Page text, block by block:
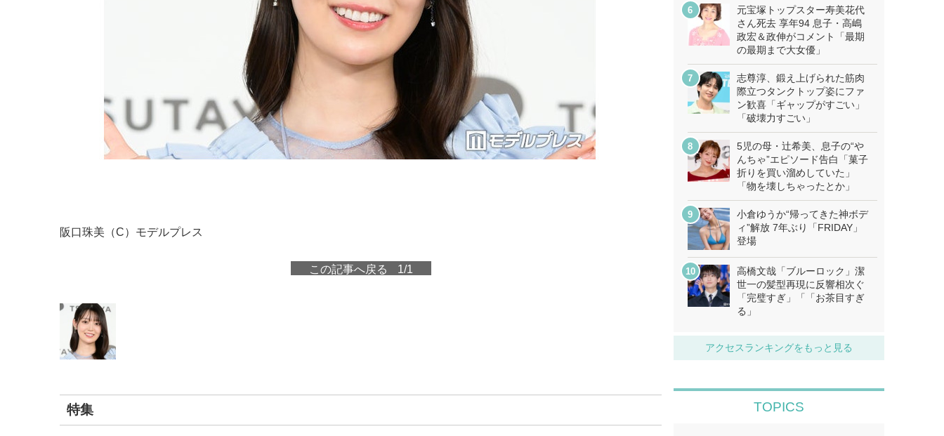
阪口珠美（C）モデルプレス
この記事へ戻る 1/1
特集
元宝塚トップスター寿美花代
さん死去 享年94 息子・高嶋
政宏＆政伸がコメント「最期
の最期まで大女優」
志尊淳、鍛え上げられた筋肉
際立つタンクトップ姿にファ
ン歓喜「ギャップがすごい」
「破壊力すごい」
5児の母・辻希美、息子の“や
んちゃ”エピソード告白「菓子
折りを買い溜めしていた」
「物を壊しちゃったとか」
小倉ゆうか“帰ってきた神ボデ
ィ”解放 7年ぶり「FRIDAY」
登場
高橋文哉「ブルーロック」潔
世一の髪型再現に反響相次ぐ
「完璧すぎ」「「お茶目すぎ
る」
アクセスランキングをもっと見る
TOPICS